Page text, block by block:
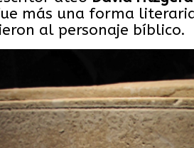
más una forma
al personaje bíblico.